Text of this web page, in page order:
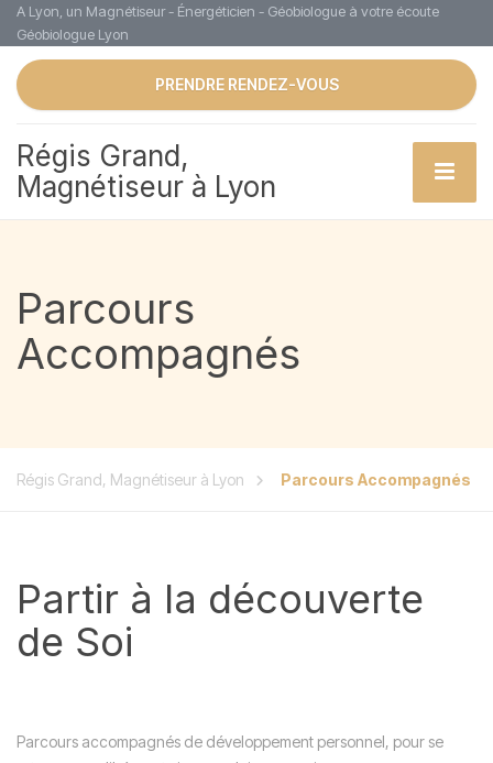
A Lyon, un Magnétiseur - Énergéticien - Géobiologue à votre écoute
Géobiologue Lyon
PRENDRE RENDEZ-VOUS
Régis Grand,
Magnétiseur à Lyon
Parcours
Accompagnés
Régis Grand, Magnétiseur à Lyon Parcours Accompagnés
Partir à la découverte
de Soi
Parcours accompagnés de développement personnel, pour se